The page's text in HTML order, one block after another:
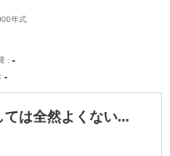
年式
-
-
は全然よくない...